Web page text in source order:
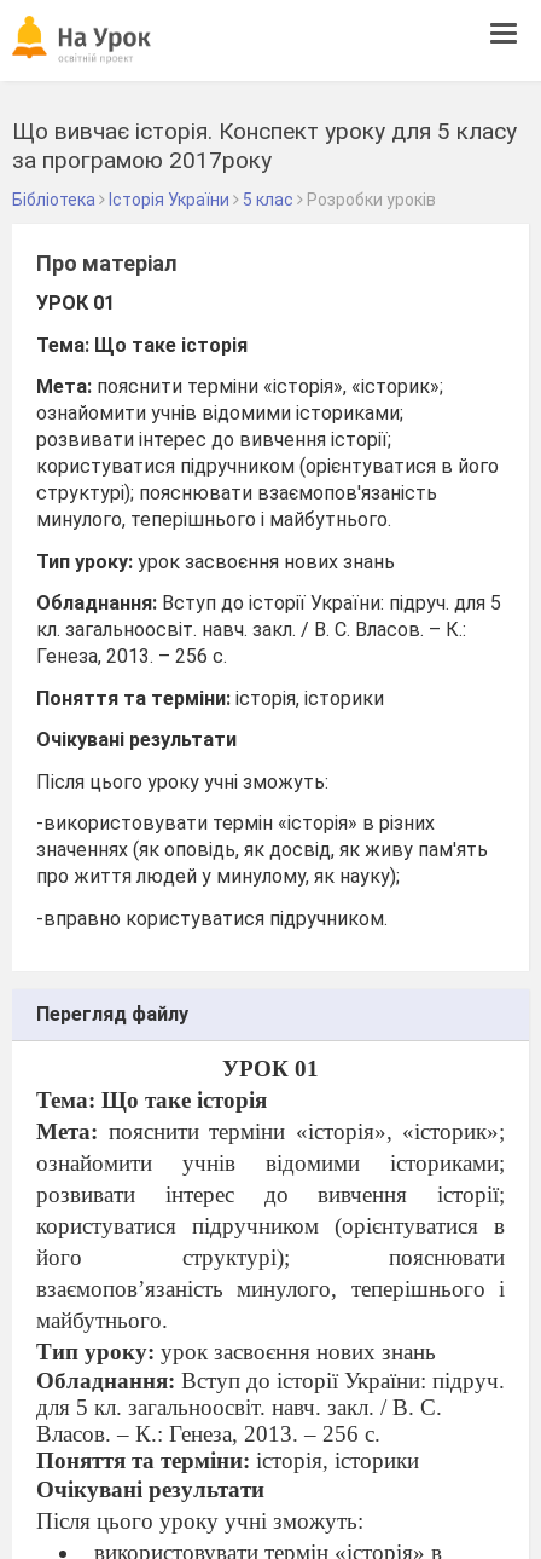
Що вивчає історія. Конспект уроку для 5 класу
за програмою 2017року
Бібліотека Історія України 5 клас Розробки уроків
Про матеріал
УРОК 01
Тема: Що таке історія
Мета: пояснити терміни «історія», «історик»;
ознайомити учнів відомими істориками;
розвивати інтерес до вивчення історії;
користуватися підручником (орієнтуватися в його
структурі); пояснювати взаємопов'язаність
минулого, теперішнього і майбутнього.
Тип уроку: урок засвоєння нових знань
Обладнання: Вступ до історії України: підруч. для 5
кл. загальноосвіт. навч. закл. / В. С. Власов. – К.:
Генеза, 2013. – 256 с.
Поняття та терміни: історія, історики
Очікувані результати
Після цього уроку учні зможуть:
-використовувати термін «історія» в різних
значеннях (як оповідь, як досвід, як живу пам'ять
про життя людей у минулому, як науку);
-вправно користуватися підручником.
Перегляд файлу
УРОК 01
Тема: Що таке історія
Мета: пояснити терміни «історія», «історик»;
ознайомити учнів відомими істориками;
розвивати інтерес до вивчення історії;
користуватися підручником (орієнтуватися в
його структурі); пояснювати
взаємопов’язаність минулого, теперішнього і
майбутнього.
Тип уроку: урок засвоєння нових знань
Обладнання: Вступ до історії України: підруч.
для 5 кл. загальноосвіт. навч. закл. / В. С.
Власов. – К.: Генеза, 2013. – 256 с.
Поняття та терміни: історія, історики
Очікувані результати
Після цього уроку учні зможуть:
використовувати термін «історія» в